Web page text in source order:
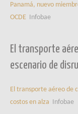
Panamá, nuevo
OCDE
Infobae
El transporte
escenario de
El transporte aéreo de
costos en alza Infobae